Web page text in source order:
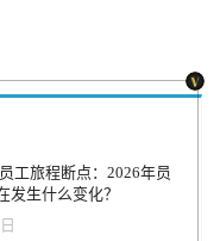
示他们感到担忧。自由职
许多人对未来感到乐
由职业者预计他们的收入
性，与那些有全职工作
同样，自由职业者也看
职业机会在大流行之前
年这一比例仅为57%。
机会持更积极态度的原
工旅程断点：2026年员
发生什么变化？